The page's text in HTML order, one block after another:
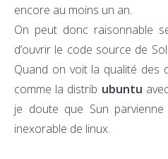
encore au moins un an.
On peut donc raisonnable
d’ouvrir le code source de
Quand on voit la qualité des
comme la distrib ubuntu
je doute que Sun
inexorable de linux.